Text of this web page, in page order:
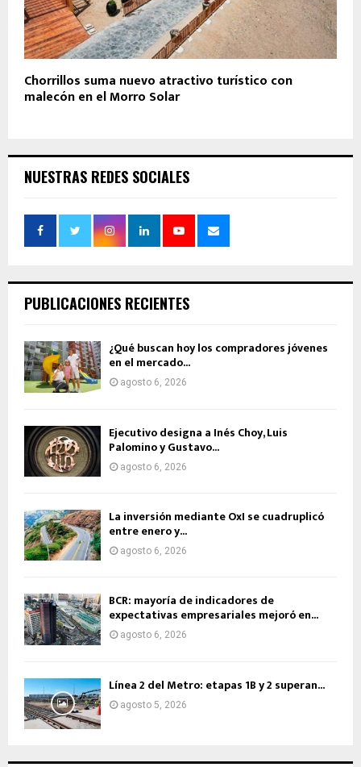
Chorrillos suma nuevo atractivo turístico con
malecón en el Morro Solar
NUESTRAS REDES SOCIALES
PUBLICACIONES RECIENTES
¿Qué buscan hoy los compradores jóvenes
en el mercado...
agosto 6, 2026
Ejecutivo designa a Inés Choy, Luis
Palomino y Gustavo...
agosto 6, 2026
La inversión mediante OxI se cuadruplicó
entre enero y...
agosto 6, 2026
BCR: mayoría de indicadores de
expectativas empresariales mejoró en...
agosto 6, 2026
Línea 2 del Metro: etapas 1B y 2 superan...
agosto 5, 2026